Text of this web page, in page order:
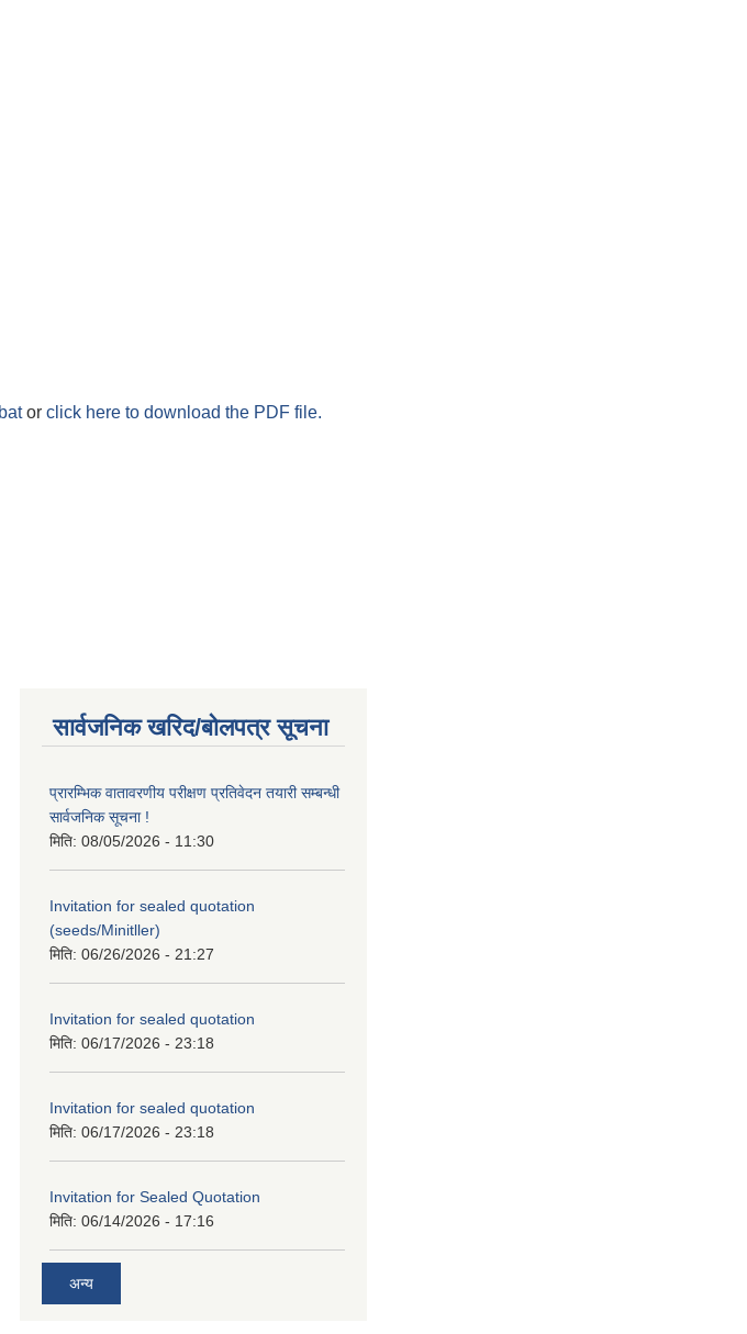
or click here to download the PDF file.
सार्वजनिक खरिद/बोलपत्र सूचना
प्रारम्भिक वातावरणीय परीक्षण प्रतिवेदन तयारी सम्बन्धी
सार्वजनिक सूचना !
मिति: 08/05/2026 - 11:30
Invitation for sealed quotation
(seeds/Minitller)
मिति: 06/26/2026 - 21:27
Invitation for sealed quotation
मिति: 06/17/2026 - 23:18
Invitation for sealed quotation
मिति: 06/17/2026 - 23:18
Invitation for Sealed Quotation
मिति: 06/14/2026 - 17:16
अन्य